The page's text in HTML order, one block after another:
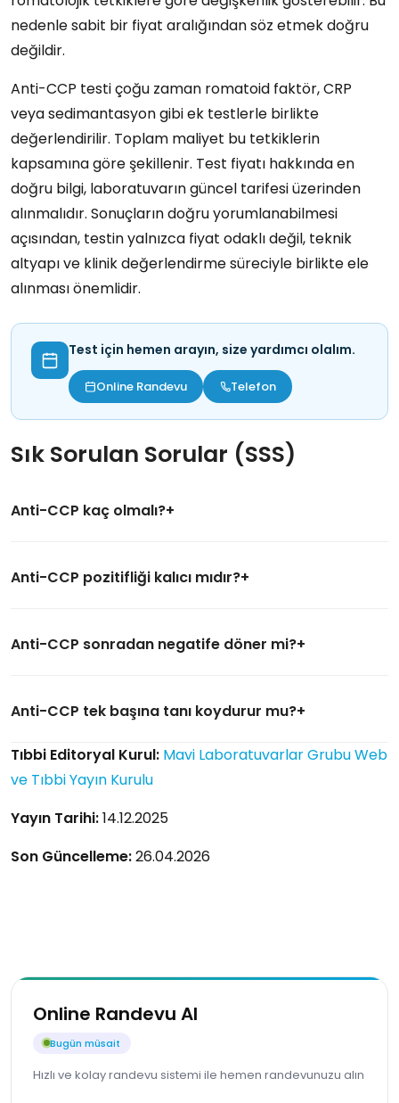
nedenle sabit bir fiyat aralığından söz etmek doğru
değildir.
Anti-CCP testi çoğu zaman romatoid faktör, CRP
veya sedimantasyon gibi ek testlerle birlikte
değerlendirilir. Toplam maliyet bu tetkiklerin
kapsamına göre şekillenir. Test fiyatı hakkında en
doğru bilgi, laboratuvarın güncel tarifesi üzerinden
alınmalıdır. Sonuçların doğru yorumlanabilmesi
açısından, testin yalnızca fiyat odaklı değil, teknik
altyapı ve klinik değerlendirme süreciyle birlikte ele
alınması önemlidir.
Test için hemen arayın, size yardımcı olalım.
Online Randevu Telefon
Sık Sorulan Sorular (SSS)
Anti-CCP kaç olmalı?
Anti-CCP pozitifliği kalıcı mıdır?
Anti-CCP sonradan negatife döner mi?
Anti-CCP tek başına tanı koydurur mu?
Tıbbi Editoryal Kurul: Mavi Laboratuvarlar Grubu Web
ve Tıbbi Yayın Kurulu
Yayın Tarihi:14.12.2025
Son Güncelleme:26.04.2026
Online Randevu Al
Bugün müsait
Hızlı ve kolay randevu sistemi ile hemen randevunuzu alın